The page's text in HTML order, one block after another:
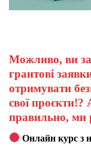
Можливо, ви
грантові
отримувати
свої
правильно, ми
Онлайн курс з